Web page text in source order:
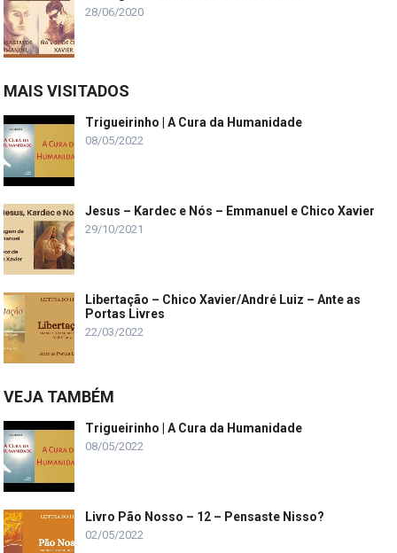
28/06/2020
MAIS VISITADOS
Trigueirinho | A Cura da Humanidade
08/05/2022
Jesus – Kardec e Nós – Emmanuel e Chico Xavier
29/10/2021
Libertação – Chico Xavier/André Luiz – Ante as
Portas Livres
22/03/2022
VEJA TAMBÉM
Trigueirinho | A Cura da Humanidade
08/05/2022
Livro Pão Nosso – 12 – Pensaste Nisso?
02/05/2022